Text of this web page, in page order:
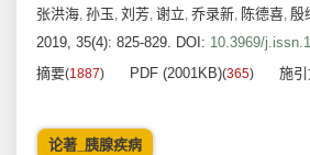
张洪海, 孙玉, 刘芳, 谢立, 乔录新, 陈德喜, 殷
2019, 35(4): 825-829. DOI: 10.3969/
摘要(1887) PDF (2001KB)(365) 施
论著_胰腺疾病